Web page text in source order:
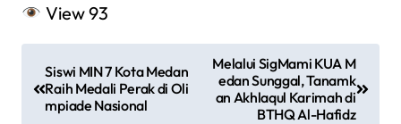
View93
a Siswi MIN 7 Kota Medan
Raih Medali Perak di Oli
mpiade Nasional
Melalui SigMami KUA M
edan Sunggal, Tanamk
an Akhlaqul Karimah di
BTHQ Al-Hafidz